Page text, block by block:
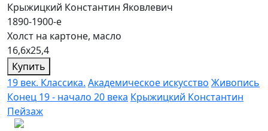
Крыжицкий Константин Яковлевич
1890-1900-е
Холст на картоне, масло
16,6х25,4
Купить
19 век. Классика. Академическое искусство Живопись
Конец 19 - начало 20 века Крыжицкий Константин
Пейзаж